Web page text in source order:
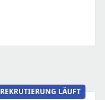
REKRUTIERUNG LÄUFT